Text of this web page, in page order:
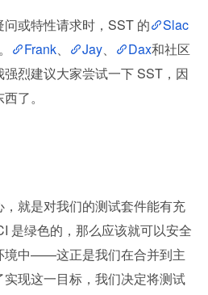
或特性请求时，SST 的
Slac
Frank、 Jay、 Dax和社区
烈建议大家尝试一下 SST，因
了。
就是对我们的测试套件能有充
是绿色的，那么应该就可以安全
境中——这正是我们在合并到主
现这一目标，我们决定将测试